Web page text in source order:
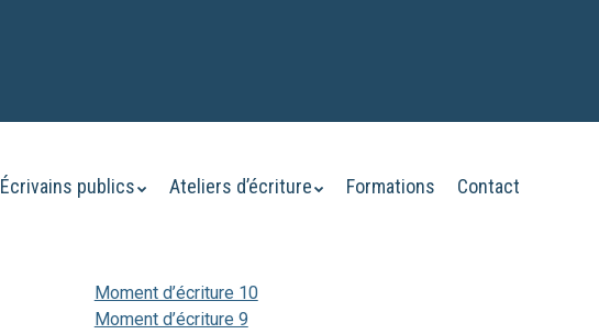
Écrivains publics Ateliers d’écriture Formations Contact
Moment d’écriture 10
Moment d’écriture 9